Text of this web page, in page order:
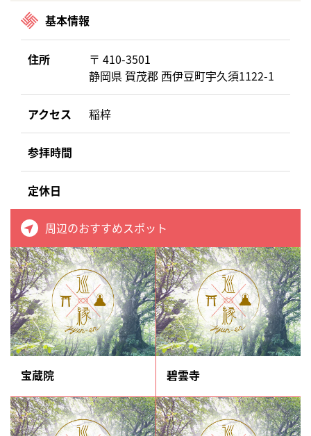
基本情報
住所
〒 410-3501
静岡県 賀茂郡 西伊豆町宇久須1122-1
アクセス 稲梓
参拝時間
定休日
周辺のおすすめスポット
宝蔵院 碧雲寺